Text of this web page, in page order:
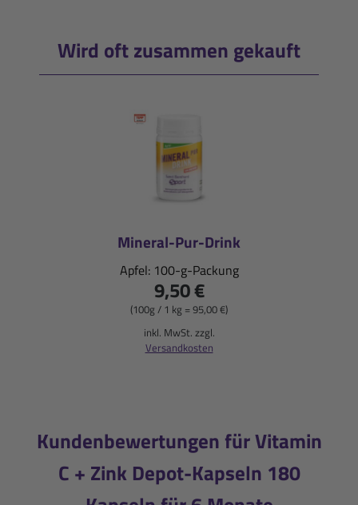
Wird oft zusammen gekauft
Mineral-Pur-Drink
Apfel: 100-g-Packung
9,50 €
(100g / 1 kg = 95,00 €)
inkl. MwSt. zzgl.
Versandkosten
Kundenbewertungen für Vitamin
C + Zink Depot-Kapseln 180